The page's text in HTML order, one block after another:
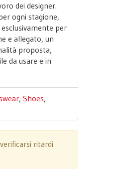
dei designer.
ogni stagione,
per
e allegato, un
proposta,
da usare e in
, Shoes,
ritardi